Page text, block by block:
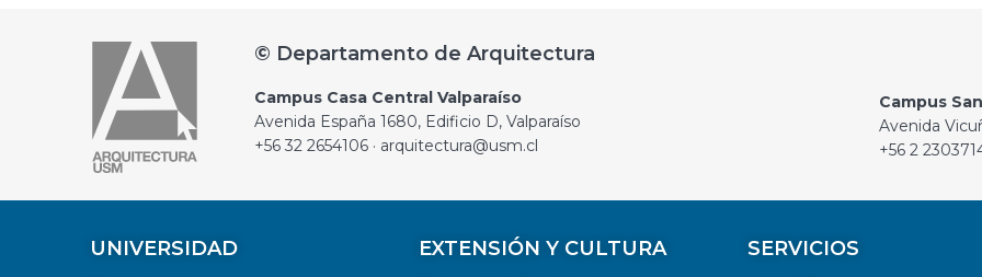
© Departamento de Arquitectura
Campus Casa Central Valparaíso
Avenida España 1680, Edificio D, Valparaíso
+56 32 2654106 · arquitectura@usm.cl
Campus
Avenida
+56 2
UNIVERSIDAD EXTENSIÓN Y CULTURA SERVICIOS